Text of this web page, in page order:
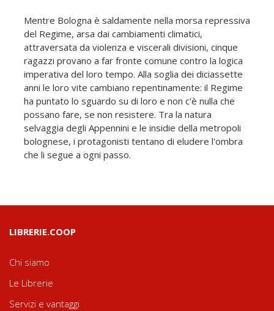
Mentre Bologna è saldamente nella morsa repressiva
del Regime, arsa dai cambiamenti climatici,
attraversata da violenza e viscerali divisioni, cinque
ragazzi provano a far fronte comune contro la logica
imperativa del loro tempo. Alla soglia dei diciassette
anni le loro vite cambiano repentinamente: il Regime
ha puntato lo sguardo su di loro e non c'è nulla che
possano fare, se non resistere. Tra la natura
selvaggia degli Appennini e le insidie della metropoli
bolognese, i protagonisti tentano di eludere l'ombra
che li segue a ogni passo.
LIBRERIE.COOP
Chi siamo
Le Librerie
Servizi e vantaggi